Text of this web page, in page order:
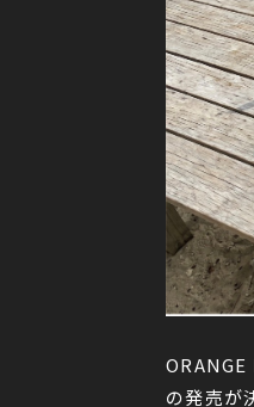
の発売が